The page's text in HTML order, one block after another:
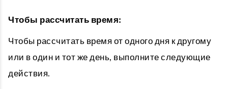
Чтобы рассчитать время:
Чтобы рассчитать время от одного дня к другому
или в один и тот же день, выполните следующие
действия.